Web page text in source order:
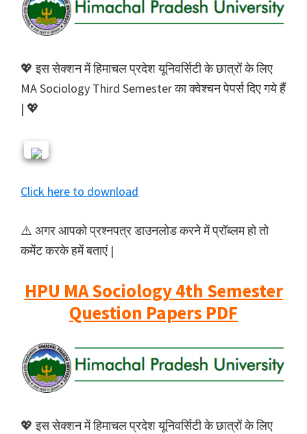
💖 इस सेक्शन में हिमाचल प्रदेश यूनिवर्सिटी के छात्रों के लिए
MA Sociology Third Semester का क्वेश्चन पेपर्स दिए गये हैं
| 💖
Click here to download
⚠️ अगर आपको प्रश्नपत्र डाउनलोड करने में प्रॉब्लम हो तो
कमेंट करके हमें बताएं |
HPU MA Sociology 4th Semester
Question Papers PDF
💖 इस सेक्शन में हिमाचल प्रदेश यूनिवर्सिटी के छात्रों के लिए